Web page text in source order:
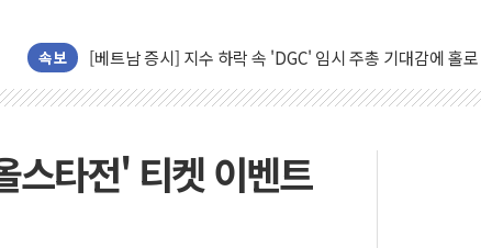
속보
'월가의 황제' 다이먼 "금융시장 레버리지 위험수위…숨은
양주 섬유염색공장서 화재 1명 중상…대응 1단계 진압 중
해군 1함대 창설 80주년…지역과 함께하는 '선봉'의 대민 봉
[3보] 북, 원산서 동해로 단거리 탄도미사일 1발 발사… 올
타전' 티켓 이벤트